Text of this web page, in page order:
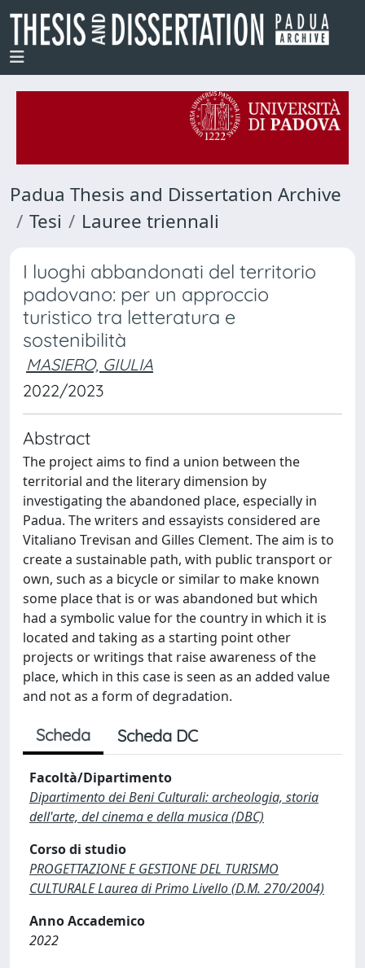
Padua Thesis and Dissertation Archive
Tesi
Lauree triennali
I luoghi abbandonati del territorio
padovano: per un approccio
turistico tra letteratura e
sostenibilità
MASIERO, GIULIA
2022/2023
Abstract
The project aims to find a union between the
territorial and the literary dimension by
investigating the abandoned place, especially in
Padua. The writers and essayists considered are
Vitaliano Trevisan and Gilles Clement. The aim is to
create a sustainable path, with public transport or
own, such as a bicycle or similar to make known
some place that is or was abandoned but which
had a symbolic value for the country in which it is
located and taking as a starting point other
projects or writings that raise awareness of the
place, which in this case is seen as an added value
and not as a form of degradation.
Scheda Scheda DC
Facoltà/Dipartimento
Dipartimento dei Beni Culturali: archeologia, storia
dell'arte, del cinema e della musica (DBC)
Corso di studio
PROGETTAZIONE E GESTIONE DEL TURISMO
CULTURALE Laurea di Primo Livello (D.M. 270/2004)
Anno Accademico
2022